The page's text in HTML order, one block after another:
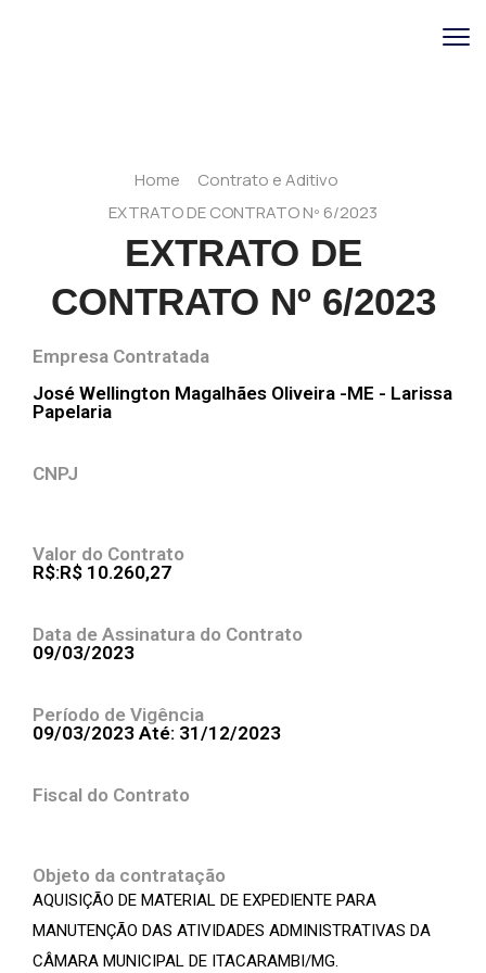
Home
Contrato e Aditivo
EXTRATO DE CONTRATO Nº 6/2023
EXTRATO DE
CONTRATO Nº 6/2023
Empresa Contratada
José Wellington Magalhães Oliveira -ME - Larissa
Papelaria
CNPJ
Valor do Contrato
R$:R$ 10.260,27
Data de Assinatura do Contrato
09/03/2023
Período de Vigência
09/03/2023 Até: 31/12/2023
Fiscal do Contrato
Objeto da contratação
AQUISIÇÃO DE MATERIAL DE EXPEDIENTE PARA
MANUTENÇÃO DAS ATIVIDADES ADMINISTRATIVAS DA
CÂMARA MUNICIPAL DE ITACARAMBI/MG.